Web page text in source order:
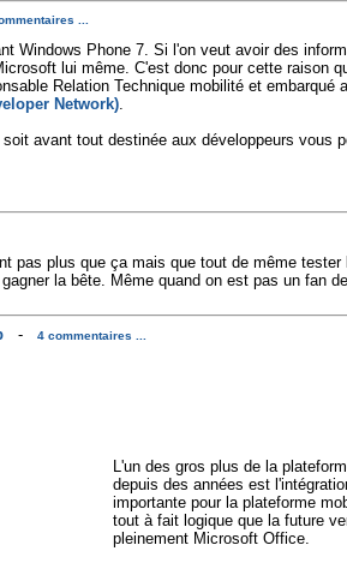
...
Windows Phone 7. Si l'on veut avoir des
lui même. C'est donc pour cette raison
Relation Technique mobilité et embarqué
Network).
avant tout destinée aux développeurs vous
pas plus que ça mais que tout de même
la bête. Même quand on est pas un fan
-
4 commentaires ...
L'un des gros plus de la
depuis des années est
importante pour la plateforme
tout à fait logique que la future
pleinement Microsoft Office.